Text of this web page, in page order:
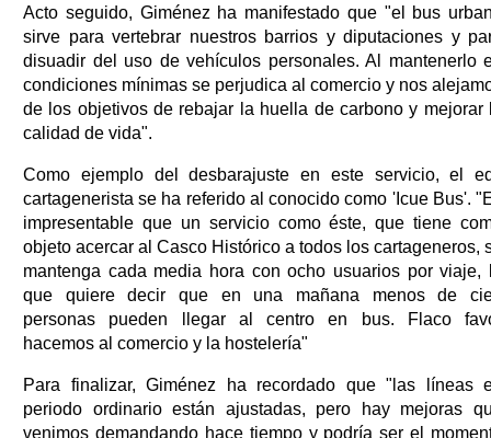
Acto seguido, Giménez ha manifestado que "el bus
sirve para vertebrar nuestros barrios y diputaciones y
disuadir del uso de vehículos personales. Al mantenerlo
condiciones mínimas se perjudica al comercio y nos
de los objetivos de rebajar la huella de carbono y mejorar
calidad de vida".
Como ejemplo del desbarajuste en este servicio, el
cartagenerista se ha referido al conocido como 'Icue Bus'.
impresentable que un servicio como éste, que tiene
objeto acercar al Casco Histórico a todos los cartageneros,
mantenga cada media hora con ocho usuarios por viaje,
que quiere decir que en una mañana menos de
personas pueden llegar al centro en bus. Flaco
hacemos al comercio y la hostelería"
Para finalizar, Giménez ha recordado que "las líneas
periodo ordinario están ajustadas, pero hay mejoras
venimos demandando hace tiempo y podría ser el